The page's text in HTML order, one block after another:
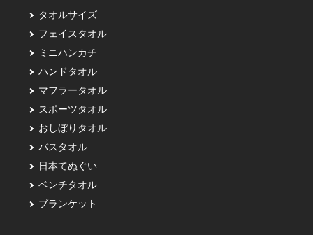
タオルサイズ
フェイスタオル
ミニハンカチ
ハンドタオル
マフラータオル
スポーツタオル
おしぼりタオル
バスタオル
日本てぬぐい
ベンチタオル
ブランケット